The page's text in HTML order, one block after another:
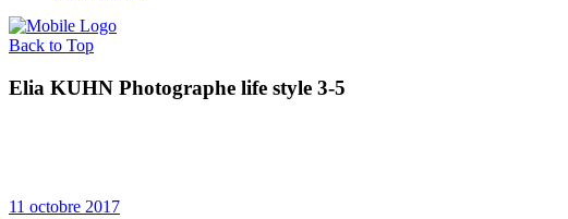
Back to Top
Elia KUHN Photographe life style 3-5
11 octobre 2017